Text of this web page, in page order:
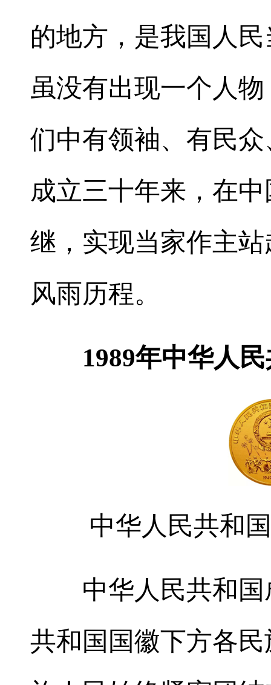
的地方，是我国人
虽没有出现一个人
们中有领袖、有民
成立三十年来，在
继，实现当家作主
风雨历程。
1989年中华人民
中华人民共和
中华人民共和国
共和国国徽下方各